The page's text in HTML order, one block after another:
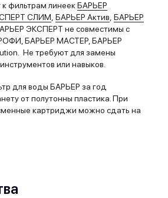
фильтрам линеекБАРЬЕР
СЛИМ БАРЬЕР Актив БАРЬЕР
ЭКСПЕРТ не совместимы с
БАРЬЕР МАСТЕР, БАРЬЕР
Не требуют для замены
или навыков.
для воды БАРЬЕР за год
от полутонны пластика. При
картриджи можно сдать на